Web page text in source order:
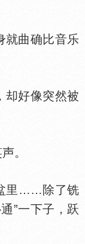
曲确比音乐
好像突然被
。
里……除了铣
”一下子，跃